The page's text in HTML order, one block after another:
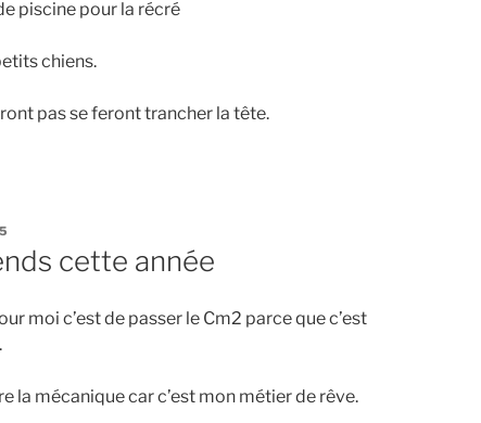
piscine pour la récré
chiens.
pas se feront trancher la tête.
cette année
moi c’est de passer le Cm2 parce que c’est
la mécanique car c’est mon métier de rêve.